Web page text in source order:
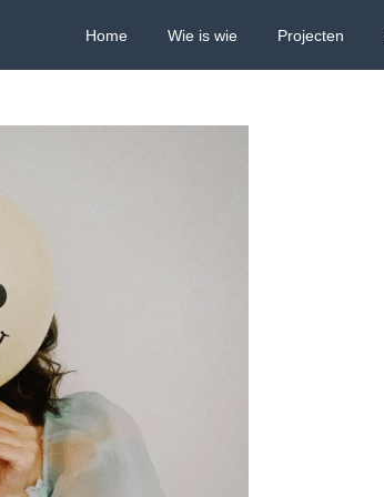
Home Wie is wie Projecten